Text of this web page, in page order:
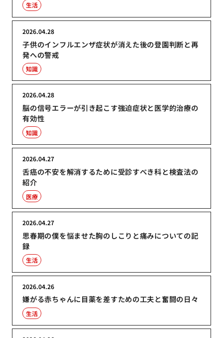
生活
子供のインフルエンザ症状が消えた後の登園判断と再
発への警戒
2026.04.28
知識
脳の信号エラーが引き起こす強迫症状と医学的治療の
有効性
2026.04.28
知識
舌癌の不安を解消するために受診すべき科と検査法の
紹介
2026.04.27
医療
思春期の僕を悩ませた胸のしこりと痛みについての記
録
2026.04.27
生活
嫌がる赤ちゃんに目薬を差すための工夫と奮闘の日々
2026.04.26
生活